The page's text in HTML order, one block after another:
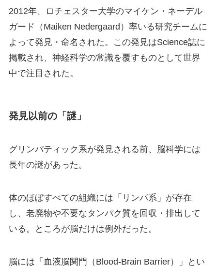
2012年、ロチェスター大学のマイケン・ネーデル
ガード（Maiken Nedergaard）率いる研究チームに
よって発見・命名された。この発見はScience誌に
掲載され、神経科学の常識を覆すものとして世界
中で注目された。
発見以前の「謎」
グリンパティック系が発見される前、脳科学には
長年の謎があった。
体のほぼすべての組織には「リンパ系」が存在
し、老廃物や不要なタンパク質を回収・排出して
いる。ところが脳だけは例外だった。
脳には「血液脳関門（Blood-Brain Barrier）」とい